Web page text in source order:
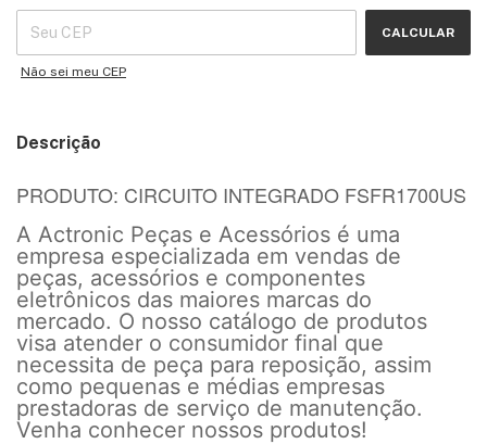
CALCULAR
Não sei meu CEP
Descrição
PRODUTO: CIRCUITO INTEGRADO FSFR1700US
A Actronic Peças e Acessórios é uma
empresa especializada em vendas de
peças, acessórios e componentes
eletrônicos das maiores marcas do
mercado. O nosso catálogo de produtos
visa atender o consumidor final que
necessita de peça para reposição, assim
como pequenas e médias empresas
prestadoras de serviço de manutenção.
Venha conhecer nossos produtos!